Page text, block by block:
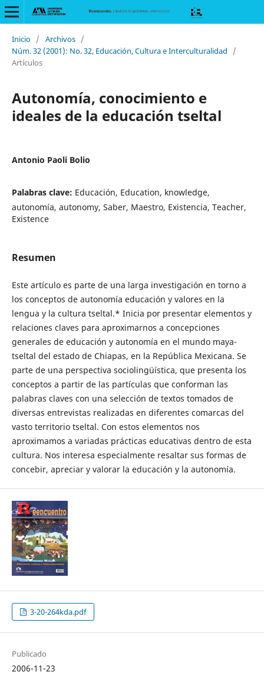
Inicio / Archivos /
Núm. 32 (2001): No. 32, Educación, Cultura e Interculturalidad
/
Artículos
Autonomía, conocimiento e
ideales de la educación tseltal
Antonio Paoli Bolio
Palabras clave: Educación, Education, knowledge,
autonomía, autonomy, Saber, Maestro, Existencia, Teacher,
Existence
Resumen
Este artículo es parte de una larga investigación en torno a
los conceptos de autonomía educación y valores en la
lengua y la cultura tseltal.* Inicia por presentar elementos y
relaciones claves para aproximarnos a concepciones
generales de educación y autonomía en el mundo maya-
tseltal del estado de Chiapas, en la República Mexicana. Se
parte de una perspectiva sociolingüística, que presenta los
conceptos a partir de las partículas que conforman las
palabras claves con una selección de textos tomados de
diversas entrevistas realizadas en diferentes comarcas del
vasto territorio tseltal. Con estos elementos nos
aproximamos a variadas prácticas educativas dentro de esta
cultura. Nos interesa especialmente resaltar sus formas de
concebir, apreciar y valorar la educación y la autonomía.
3-20-264kda.pdf
Publicado
2006-11-23